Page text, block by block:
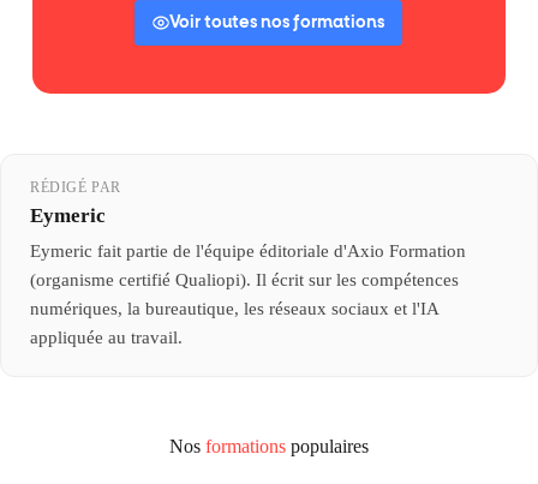
Voir toutes nos formations
RÉDIGÉ PAR
Eymeric
Eymeric fait partie de l'équipe éditoriale d'Axio Formation
(organisme certifié Qualiopi). Il écrit sur les compétences
numériques, la bureautique, les réseaux sociaux et l'IA
appliquée au travail.
Nos formationspopulaires